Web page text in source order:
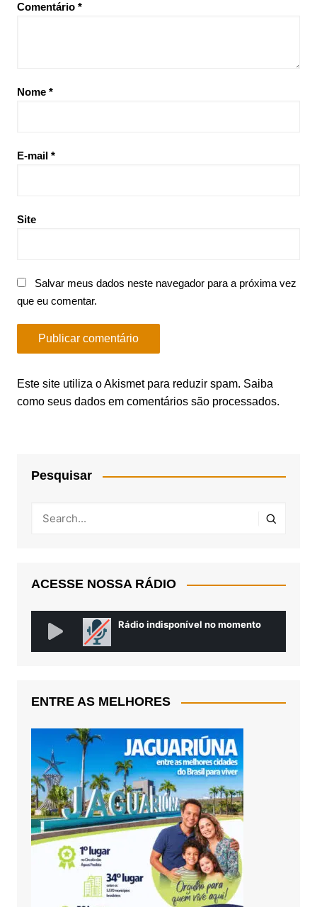
Comentário *
Nome *
E-mail *
Site
Salvar meus dados neste navegador para a próxima vez
que eu comentar.
Este site utiliza o Akismet para reduzir spam. Saiba
como seus dados em comentários são processados.
Pesquisar
ACESSE NOSSA RÁDIO
ENTRE AS MELHORES